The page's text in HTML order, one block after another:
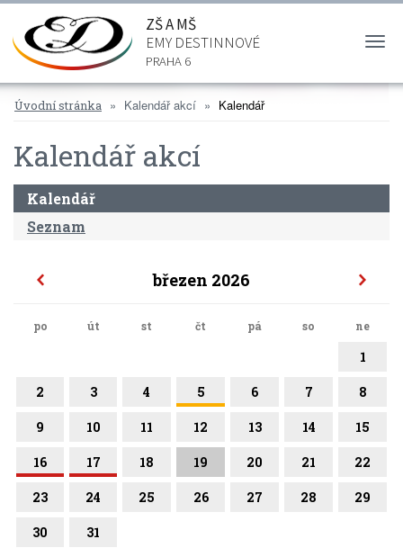
ZŠ A MŠ
EMY DESTINNOVÉ
PRAHA 6
Úvodní stránka Kalendář akcí Kalendář
Kalendář akcí
Kalendář
Seznam
březen 2026
po út st čt pá so ne
1
2 3 4 5 6 7 8
9 10 11 12 13 14 15
16 17 18 19 20 21 22
23 24 25 26 27 28 29
30 31